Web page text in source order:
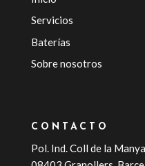
Servicios
Baterías
Sobre nosotros
CONTACTO
Pol. Ind. Coll de la